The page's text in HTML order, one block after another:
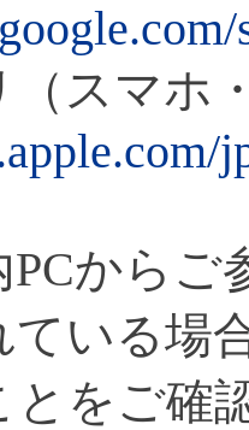
（スマホ
PCからご
ている場
とをご確